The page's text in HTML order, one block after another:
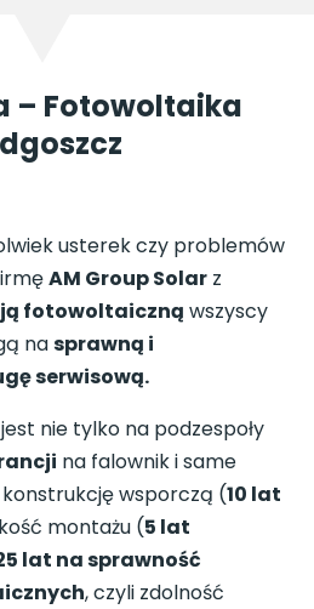
– Fotowoltaika
usterek czy problemów
AM Group Solar z
fotowoltaiczną wszyscy
nasprawną i
serwisową.
nie tylko na podzespoły
na falownik i same
wsporczą (10 lat
montażu (5 lat
lat na sprawność
, czyli zdolność